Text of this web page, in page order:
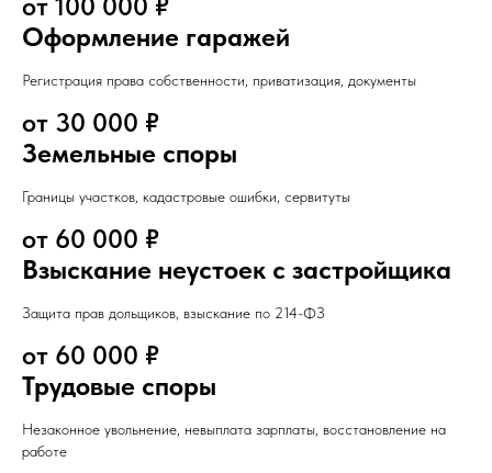
Оформление гаражей
Регистрация права собственности, приватизация, документы
от 30 000 ₽
Земельные споры
Границы участков, кадастровые ошибки, сервитуты
от 60 000 ₽
Взыскание неустоек с застройщика
Защита прав дольщиков, взыскание по 214-ФЗ
от 60 000 ₽
Трудовые споры
Незаконное увольнение, невыплата зарплаты, восстановление на
работе